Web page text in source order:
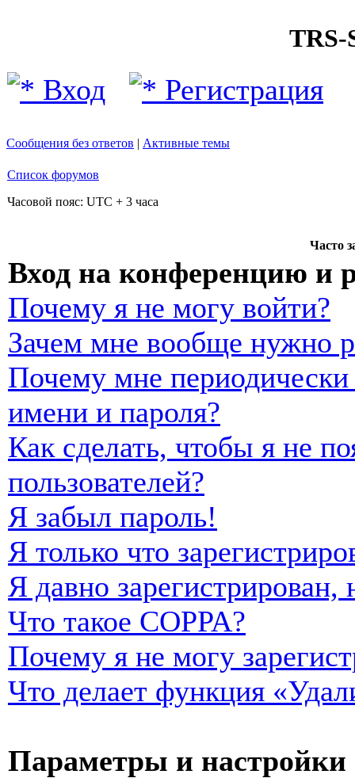
TRS-
Вход Регистрация
Сообщения без ответов | Активные темы
Список форумов
Часовой пояс: UTC + 3 часа
Часто
Вход на конференцию и
Почему я не могу войти?
Зачем мне вообще нужно
Почему мне периодически
имени и пароля?
Как сделать, чтобы я не
пользователей?
Я забыл пароль!
Я только что
Я давно
Что такое COPPA?
Почему я не могу
Что делает функция
Параметры и настройки